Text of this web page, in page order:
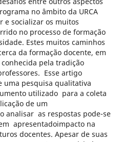
no âmbito da URCA
e socializar os muitos
no processo de formação
Estes muitos caminhos
da formação docente, em
pela tradição
Esse artigo
uma pesquisa qualitativa
utilizado para a coleta
de um
analisar as respostas pode-se
apresentadoimpacto na
docentes. Apesar de suas